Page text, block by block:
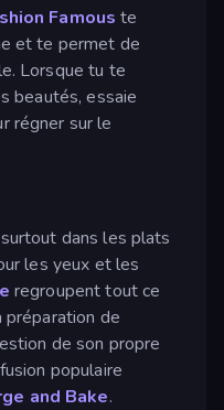
Famous te
et te permet de
Lorsque tu te
beautés, essaie
régner sur le
dans les plats
les yeux et les
regroupent tout ce
préparation de
de son propre
populaire
and Bake.